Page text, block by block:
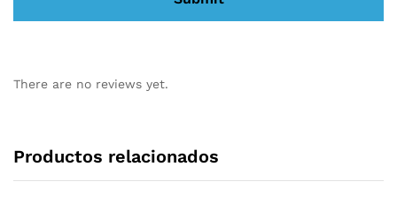
There are no reviews yet.
Productos relacionados